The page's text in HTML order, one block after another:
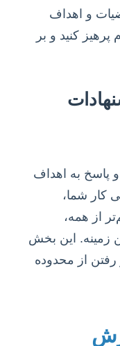
و اهداف
کنید و بر
پاسخ به اهداف
کار شما،
از همه،
زمینه. این بخش
از محدوده